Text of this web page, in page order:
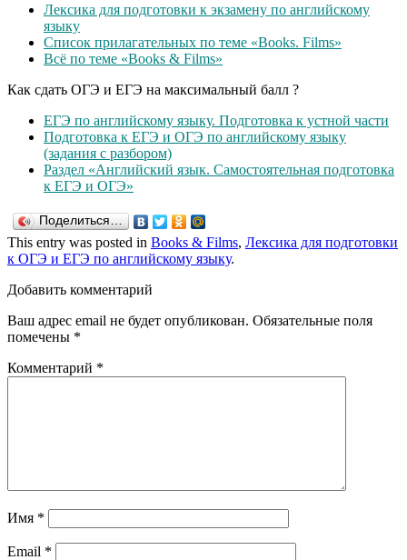
Лексика для подготовки к экзамену по английскому
языку
Список прилагательных по теме «Books. Films»
Всё по теме «Books & Films»
Как сдать ОГЭ и ЕГЭ на максимальный балл ?
ЕГЭ по английскому языку. Подготовка к устной части
Подготовка к ЕГЭ и ОГЭ по английскому языку
(задания с разбором)
Раздел «Английский язык. Самостоятельная подготовка
к ЕГЭ и ОГЭ»
Поделиться…
This entry was posted in Books & Films, Лексика для подготовки
к ОГЭ и ЕГЭ по английскому языку.
Добавить комментарий
Ваш адрес email не будет опубликован. Обязательные поля
помечены *
Комментарий *
Имя *
Email *